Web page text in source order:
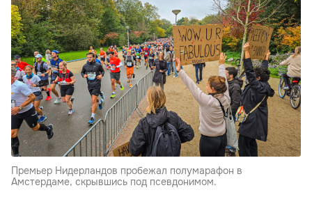
Премьер Нидерландов пробежал полумарафон в
Амстердаме, скрывшись под псевдонимом.